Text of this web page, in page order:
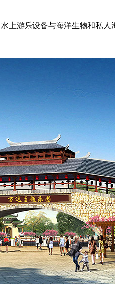
上游乐设备与海洋生物和私